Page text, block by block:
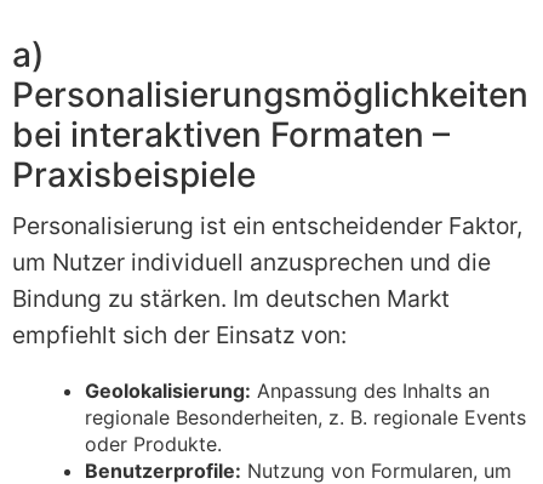
a)
Personalisierungsmöglichkeiten
bei interaktiven Formaten –
Praxisbeispiele
Personalisierung ist ein entscheidender Faktor,
um Nutzer individuell anzusprechen und die
Bindung zu stärken. Im deutschen Markt
empfiehlt sich der Einsatz von:
Geolokalisierung: Anpassung des Inhalts an
regionale Besonderheiten, z. B. regionale Events
oder Produkte.
Benutzerprofile: Nutzung von Formularen, um